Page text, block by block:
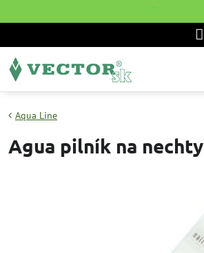
˙
Aqua Line
Agua pilník na nechty